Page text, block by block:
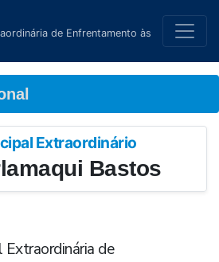
de Enfrentamento às
Extraordinário
Bastos
Extraordinária de